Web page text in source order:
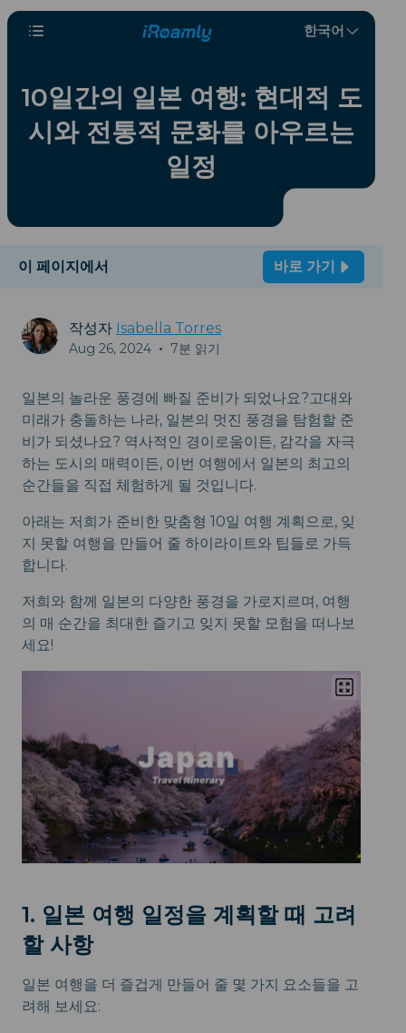
한국어
10일간의 일본 여행: 현대적 도
시와 전통적 문화를 아우르는
일정
이 페이지에서 바로 가기
작성자 Isabella Torres
Aug 26, 2024 • 7분 읽기
일본의 놀라운 풍경에 빠질 준비가 되었나요?고대와
미래가 충돌하는 나라, 일본의 멋진 풍경을 탐험할 준
비가 되셨나요? 역사적인 경이로움이든, 감각을 자극
하는 도시의 매력이든, 이번 여행에서 일본의 최고의
순간들을 직접 체험하게 될 것입니다.
아래는 저희가 준비한 맞춤형 10일 여행 계획으로, 잊
지 못할 여행을 만들어 줄 하이라이트와 팁들로 가득
합니다.
저희와 함께 일본의 다양한 풍경을 가로지르며, 여행
의 매 순간을 최대한 즐기고 잊지 못할 모험을 떠나보
세요!
1. 일본 여행 일정을 계획할 때 고려
할 사항
일본 여행을 더 즐겁게 만들어 줄 몇 가지 요소들을 고
려해 보세요: